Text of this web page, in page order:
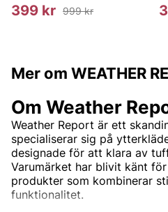
399 kr 999 kr
Mer om WEATHER
Om Weather
Weather Report är ett
specialiserar sig på
designade för att klara av
Varumärket har blivit känt
produkter som kombinerar
funktionalitet.